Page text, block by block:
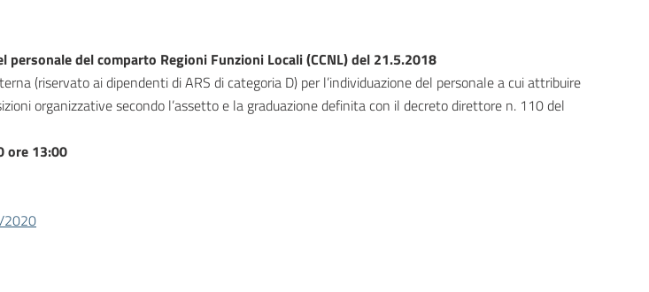
personale del comparto Regioni Funzioni Locali (CCNL) del 21.5.2018
(riservato ai dipendenti di ARS di categoria D) per l’individuazione del personale a cui attribuire
organizzative secondo l’assetto e la graduazione definita con il decreto direttore n. 110 del
ore 13:00
2020